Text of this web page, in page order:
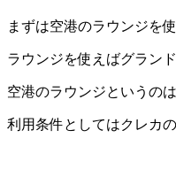
まずは空港のラウンジを
ラウンジを使えばグラン
空港のラウンジというの
利用条件としてはクレカ